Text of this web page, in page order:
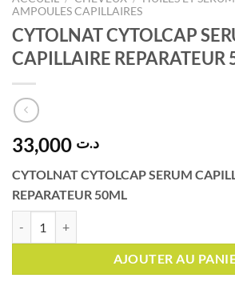
AMPOULES CAPILLAIRES
CYTOLNAT CYTOLCAP
CAPILLAIRE REPARATEUR
د.ت
CYTOLNAT CYTOLCAP SERUM
REPARATEUR 50ML
AJOUTER AU